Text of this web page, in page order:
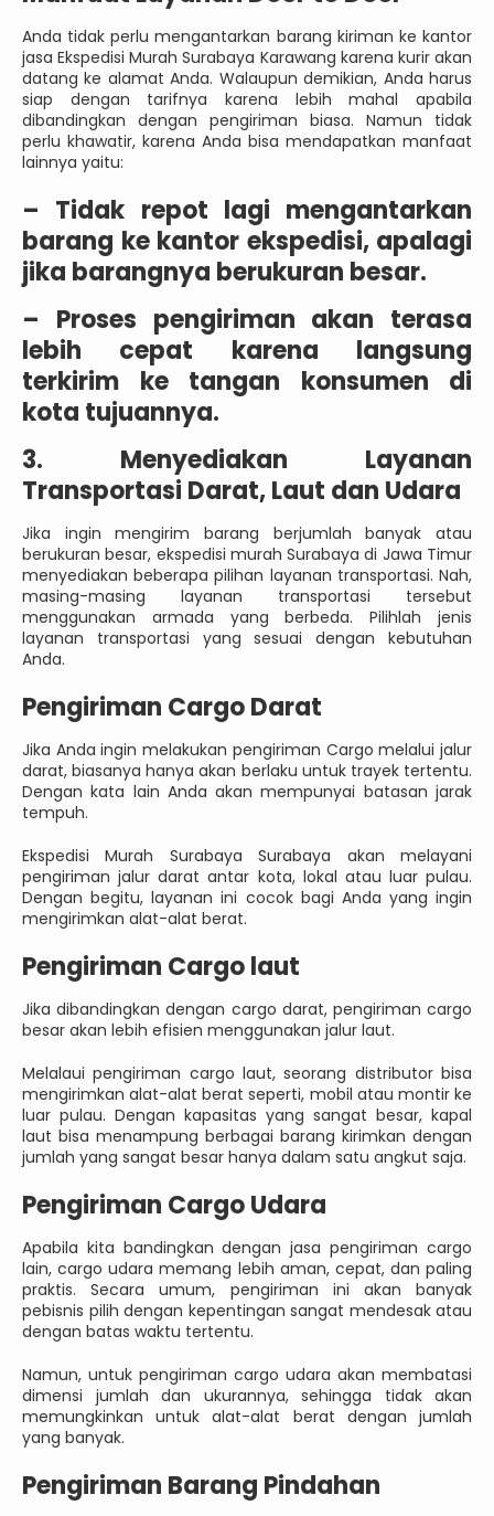
Anda tidak perlu mengantarkan barang kiriman ke kantor
jasa Ekspedisi Murah Surabaya Karawang karena kurir akan
datang ke alamat Anda. Walaupun demikian, Anda harus
siap dengan tarifnya karena lebih mahal apabila
dibandingkan dengan pengiriman biasa. Namun tidak
perlu khawatir, karena Anda bisa mendapatkan manfaat
lainnya yaitu:
– Tidak repot lagi mengantarkan
barang ke kantor ekspedisi, apalagi
jika barangnya berukuran besar.
– Proses pengiriman akan terasa
lebih cepat karena langsung
terkirim ke tangan konsumen di
kota tujuannya.
3. Menyediakan Layanan
Transportasi Darat, Laut dan Udara
Jika ingin mengirim barang berjumlah banyak atau
berukuran besar, ekspedisi murah Surabaya di Jawa Timur
menyediakan beberapa pilihan layanan transportasi. Nah,
masing-masing layanan transportasi tersebut
menggunakan armada yang berbeda. Pilihlah jenis
layanan transportasi yang sesuai dengan kebutuhan
Anda.
Pengiriman Cargo Darat
Jika Anda ingin melakukan pengiriman Cargo melalui jalur
darat, biasanya hanya akan berlaku untuk trayek tertentu.
Dengan kata lain Anda akan mempunyai batasan jarak
tempuh.
Ekspedisi Murah Surabaya Surabaya akan melayani
pengiriman jalur darat antar kota, lokal atau luar pulau.
Dengan begitu, layanan ini cocok bagi Anda yang ingin
mengirimkan alat-alat berat.
Pengiriman Cargo laut
Jika dibandingkan dengan cargo darat, pengiriman cargo
besar akan lebih efisien menggunakan jalur laut.
Melalaui pengiriman cargo laut, seorang distributor bisa
mengirimkan alat-alat berat seperti, mobil atau montir ke
luar pulau. Dengan kapasitas yang sangat besar, kapal
laut bisa menampung berbagai barang kirimkan dengan
jumlah yang sangat besar hanya dalam satu angkut saja.
Pengiriman Cargo Udara
Apabila kita bandingkan dengan jasa pengiriman cargo
lain, cargo udara memang lebih aman, cepat, dan paling
praktis. Secara umum, pengiriman ini akan banyak
pebisnis pilih dengan kepentingan sangat mendesak atau
dengan batas waktu tertentu.
Namun, untuk pengiriman cargo udara akan membatasi
dimensi jumlah dan ukurannya, sehingga tidak akan
memungkinkan untuk alat-alat berat dengan jumlah
yang banyak.
Pengiriman Barang Pindahan